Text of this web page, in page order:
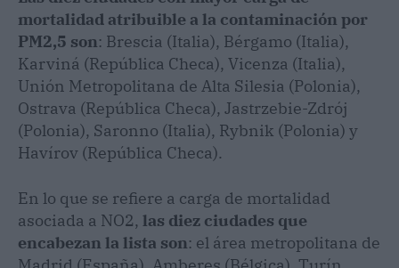
mortalidad atribuible a la contaminación por
PM2,5 son: Brescia (Italia), Bérgamo (Italia),
Karviná (República Checa), Vicenza (Italia),
Unión Metropolitana de Alta Silesia (Polonia),
Ostrava (República Checa), Jastrzebie-Zdrój
(Polonia), Saronno (Italia), Rybnik (Polonia) y
Havírov (República Checa).
En lo que se refiere a carga de mortalidad
asociada a NO2, las diez ciudades que
encabezan la lista son: el área metropolitana de